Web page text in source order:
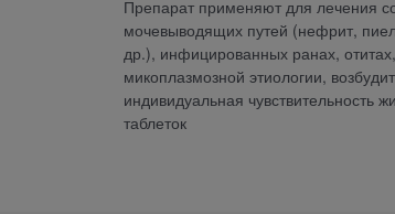
Препарат применяют для лечения
мочевыводящих путей (нефрит,
др.), инфицированных ранах,
микоплазмозной этиологии,
индивидуальная чувствительность
таблеток